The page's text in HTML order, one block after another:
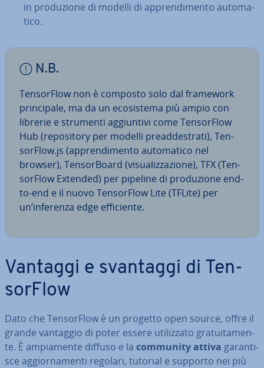
in pro­du­zio­ne di modelli di ap­pren­di­men­to au­to­ma­
ti­co.
N.B.
Ten­sor­Flow non è composto solo dal framework
prin­ci­pa­le, ma da un eco­si­ste­ma più ampio con
librerie e strumenti ag­giun­ti­vi come Ten­sor­Flow
Hub (re­po­si­to­ry per modelli pre­ad­de­stra­ti), Ten­
sor­Flow.js (ap­pren­di­men­to au­to­ma­ti­co nel
browser), Ten­sor­Board (vi­sua­liz­za­zio­ne), TFX (Ten­
sor­Flow Extended) per pipeline di pro­du­zio­ne end-
to-end e il nuovo Ten­sor­Flow Lite (TFLite) per
un’inferenza edge ef­fi­cien­te.
Vantaggi e svantaggi di Ten­
sor­Flow
Dato che Ten­sor­Flow è un progetto open source, offre il
grande vantaggio di poter essere uti­liz­za­to gra­tui­ta­men­
te. È am­pia­men­te diffuso e la community attiva ga­ran­ti­
sce ag­gior­na­men­ti regolari, tutorial e supporto nei più